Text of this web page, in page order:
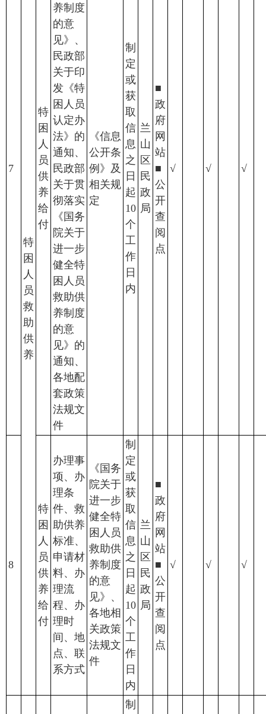
7
特
困
人
员
救
助
供
养
特
困
人
员
供
养
给
付
养制度
的意
见》、
民政部
关于印
发《特
困人员
认定办
法》的
通知、
民政部
关于贯
彻落实
《国务
院关于
进一步
健全特
困人员
救助供
养制度
的意
见》的
通知、
各地配
套政策
法规文
件
《信息
公开条
例》及
相关规
定
制
定
或
获
取
信
息
之
日
起
10
个
工
作
日
内
兰
山
区
民
政
局
■
政
府
网
站
■
公
开
查
阅
点
√ √ √
8
特
困
人
员
供
养
给
付
办理事
项、办
理条
件、救
助供养
标准、
申请材
料、办
理流
程、办
理时
间、地
点、联
系方式
《国务
院关于
进一步
健全特
困人员
救助供
养制度
的意
见》、
各地相
关政策
法规文
件
制
定
或
获
取
信
息
之
日
起
10
个
工
作
日
内
兰
山
区
民
政
局
■
政
府
网
站
■
公
开
查
阅
点
√ √ √
制